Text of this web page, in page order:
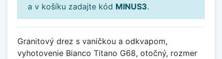
a v košíku zadajte kód MINUS3.
Granitový drez s vaničkou a odkvapom,
vyhotovenie Bianco Titano G68, otočný, rozmer